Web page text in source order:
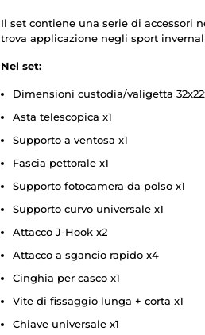
Il set contiene una serie di accessori
trova applicazione negli sport
Nel set:
Dimensioni custodia/valigetta
Asta telescopica x1
Supporto a ventosa x1
Fascia pettorale x1
Supporto fotocamera da polso x1
Supporto curvo universale x1
Attacco J-Hook x2
Attacco a sgancio rapido x4
Cinghia per casco x1
Vite di fissaggio lunga + corta x1
Chiave universale x1